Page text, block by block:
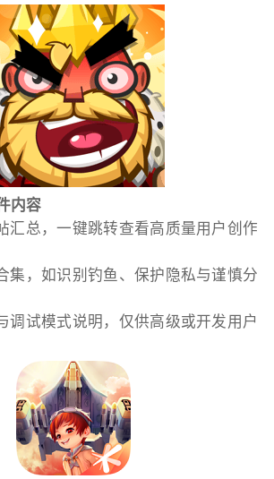
内容
汇总，一键跳转查看高质量用户创作
集，如识别钓鱼、保护隐私与谨慎分
调试模式说明，仅供高级或开发用户